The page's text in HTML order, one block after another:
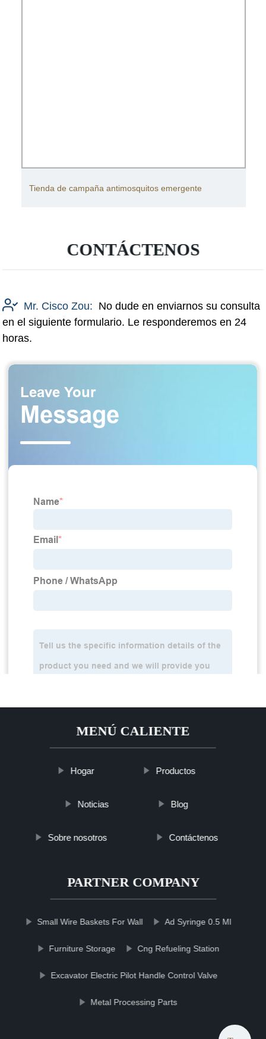
Tienda de campaña antimosquitos emergente
CONTÁCTENOS
Mr. Cisco Zou: No dude en enviarnos su consulta
en el siguiente formulario. Le responderemos en 24
horas.
MENÚ CALIENTE
Hogar Productos
Noticias Blog
Sobre nosotros Contáctenos
PARTNER COMPANY
Small Wire Baskets For Wall Ad Syringe 0.5 Ml
Furniture Storage Cng Refueling Station
Excavator Electric Pilot Handle Control Valve
Metal Processing Parts